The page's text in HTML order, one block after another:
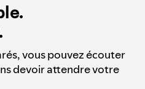
vous pouvez écouter
devoir attendre votre